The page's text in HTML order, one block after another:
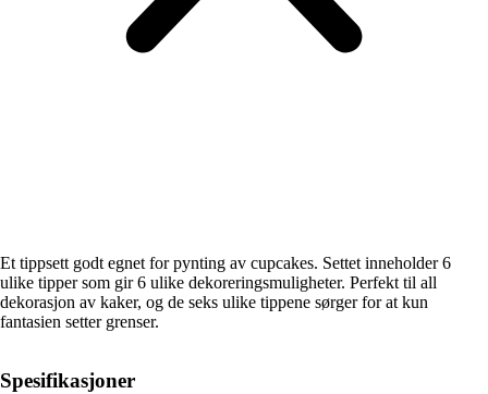
Et tippsett godt egnet for pynting av cupcakes. Settet inneholder 6
ulike tipper som gir 6 ulike dekoreringsmuligheter. Perfekt til all
dekorasjon av kaker, og de seks ulike tippene sørger for at kun
fantasien setter grenser.
Spesifikasjoner